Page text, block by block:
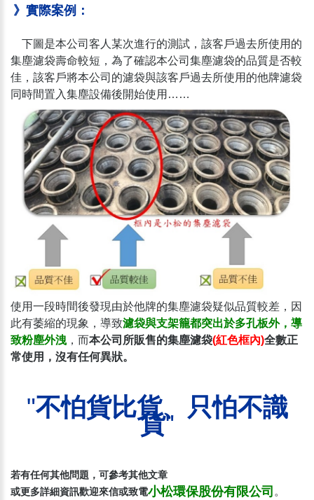
》實際案例：
下圖是本公司客人某次進行的測試，該客戶過去所使用的
集塵濾袋壽命較短，為了確認本公司集塵濾袋的品質是否較
佳，該客戶將本公司的濾袋與該客戶過去所使用的他牌濾袋
同時間置入集塵設備後開始使用……
使用一段時間後發現由於他牌的集塵濾袋疑似品質較差，因
此有萎縮的現象，導致濾袋與支架籠都突出於多孔板外，導
致粉塵外洩 ，而本公司所販售的集塵濾袋(紅色框內)全數正
常使用，沒有任何異狀。
"不怕貨比貨、只怕不識
貨"
若有任何其他問題，可參考其他文章
或更多詳細資訊歡迎來信或致電小松環保股份有限公司 。